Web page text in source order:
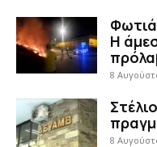
Η
8
8